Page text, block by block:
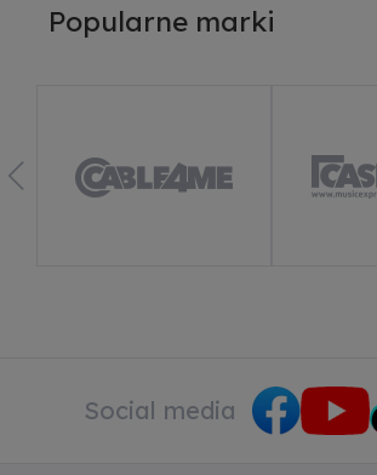
Popularne marki
Social media